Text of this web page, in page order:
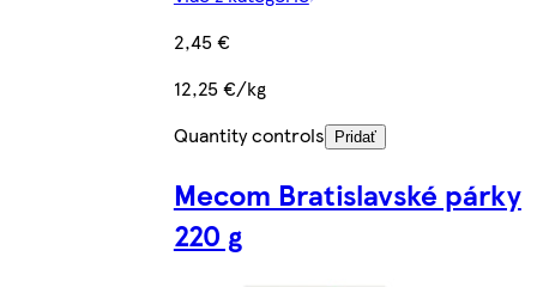
2,45 €
12,25 €/kg
Quantity controls
Pridať
Mecom Bratislavské párky
220 g